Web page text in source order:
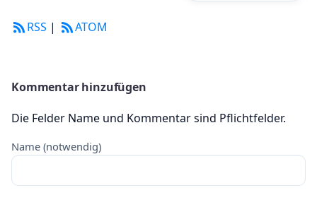
RSS | ATOM
Kommentar hinzufügen
Die Felder Name und Kommentar sind Pflichtfelder.
Name (notwendig)